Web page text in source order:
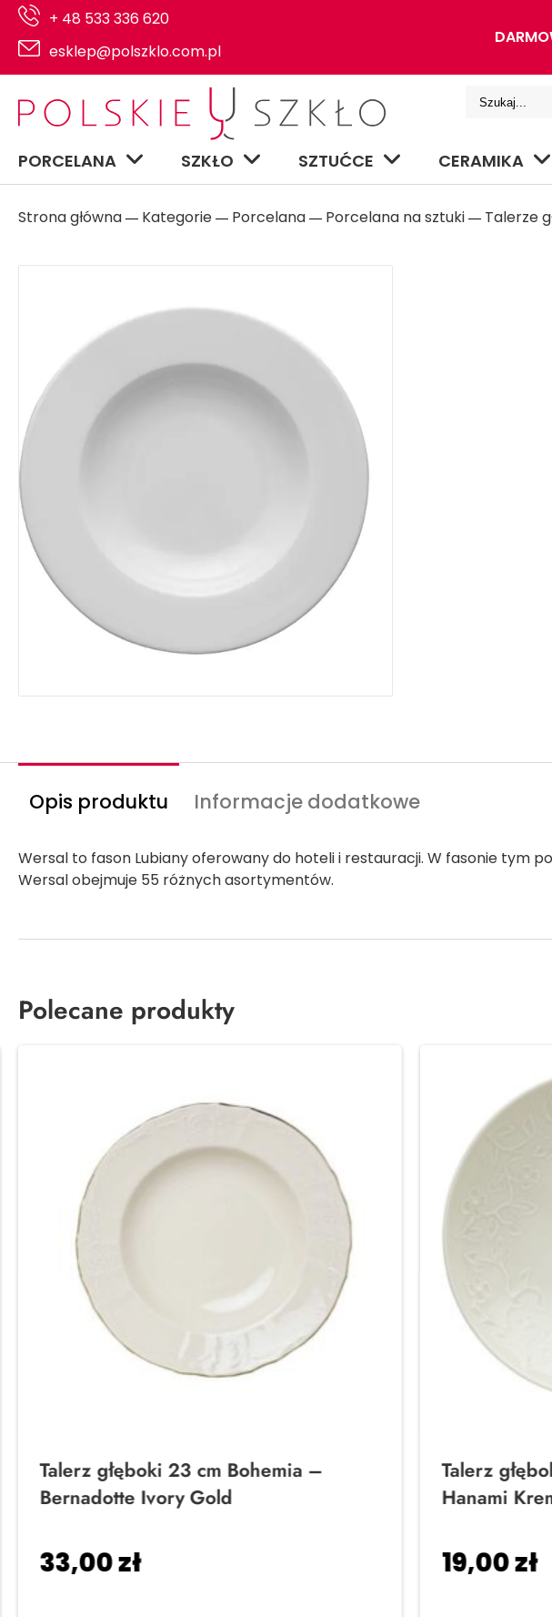
+ 48 533 336 620
esklep@polszklo.com.pl
PORCELANA SZKŁO SZTUĆCE CERAMIKA
Strona główna ― Kategorie ― Porcelana ― Porcelana na sztuki ― Talerze
Opis produktu Informacje dodatkowe
Wersal to fason Lubiany oferowany do hoteli i restauracji. W fasonie tym
Wersal obejmuje 55 różnych asortymentów.
Polecane produkty
Talerz głęboki 23 cm Bohemia –
Bernadotte Ivory Gold
33,00zł
Talerz
Hanami
19,00zł